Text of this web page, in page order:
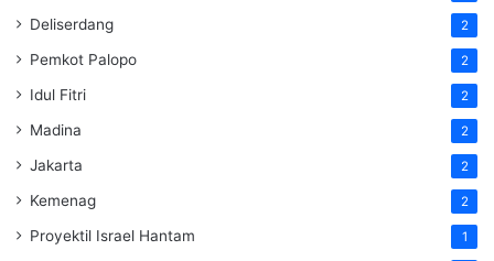
Deliserdang 2
Pemkot Palopo 2
Idul Fitri 2
Madina 2
Jakarta 2
Kemenag 2
Proyektil Israel Hantam 1